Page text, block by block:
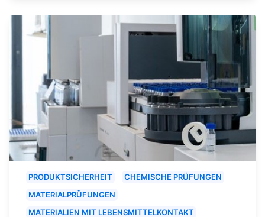
PRODUKTSICHERHEIT
CHEMISCHE PRÜFUNGEN
MATERIALPRÜFUNGEN
MATERIALIEN MIT LEBENSMITTELKONTAKT